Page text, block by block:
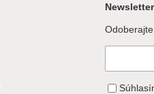
Newsletter